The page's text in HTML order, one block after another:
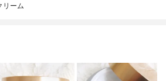
リーム